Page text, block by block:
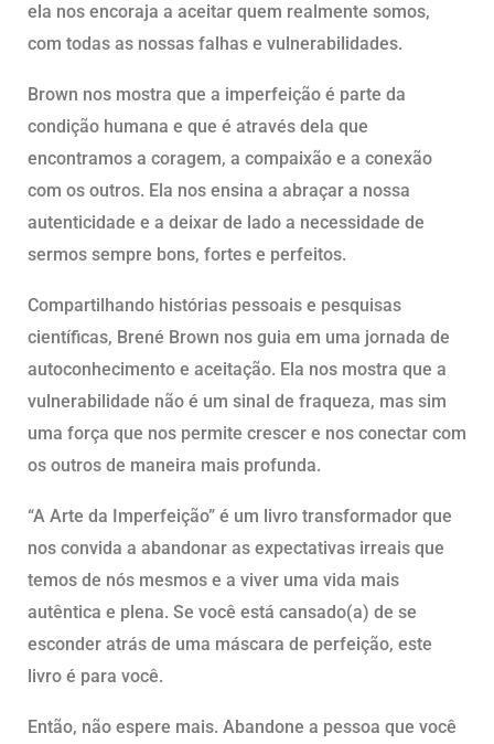
ela nos encoraja a aceitar quem realmente somos,
com todas as nossas falhas e vulnerabilidades.
Brown nos mostra que a imperfeição é parte da
condição humana e que é através dela que
encontramos a coragem, a compaixão e a conexão
com os outros. Ela nos ensina a abraçar a nossa
autenticidade e a deixar de lado a necessidade de
sermos sempre bons, fortes e perfeitos.
Compartilhando histórias pessoais e pesquisas
científicas, Brené Brown nos guia em uma jornada de
autoconhecimento e aceitação. Ela nos mostra que a
vulnerabilidade não é um sinal de fraqueza, mas sim
uma força que nos permite crescer e nos conectar com
os outros de maneira mais profunda.
“A Arte da Imperfeição” é um livro transformador que
nos convida a abandonar as expectativas irreais que
temos de nós mesmos e a viver uma vida mais
autêntica e plena. Se você está cansado(a) de se
esconder atrás de uma máscara de perfeição, este
livro é para você.
Então, não espere mais. Abandone a pessoa que você